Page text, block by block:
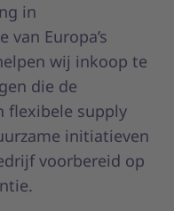
in
Europa’s
wij inkoop te
die de
flexibele supply
initiatieven
voorbereid op